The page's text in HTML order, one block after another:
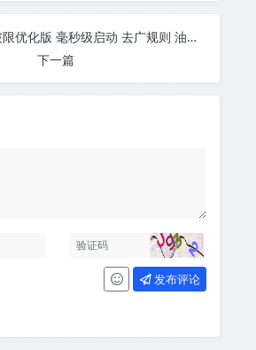
Via浏览器7.2.0破限优化版 毫秒级启动 去广规则 油猴脚本 安装包仅2M多
下一篇
发布评论